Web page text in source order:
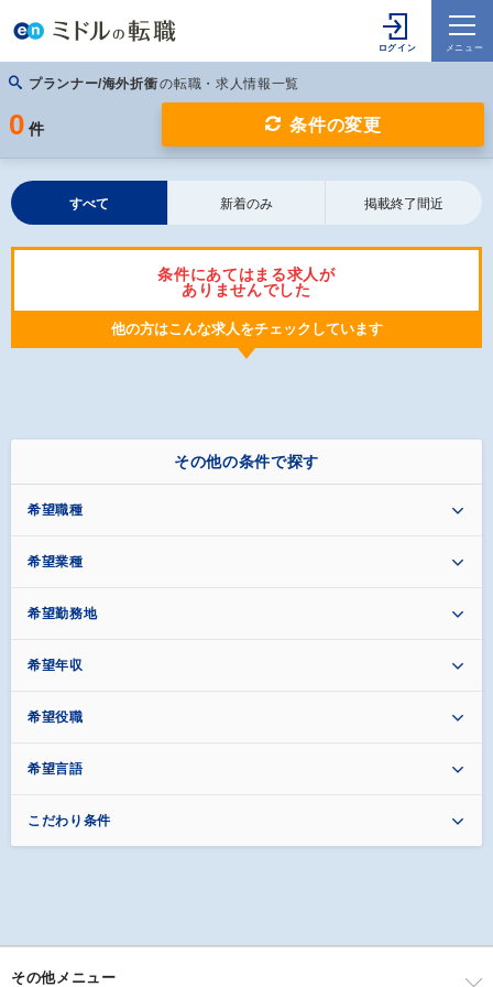
プランナー/海外折衝の転職・求人情報一覧
0 件 条件の変更
すべて 新着のみ 掲載終了間近
条件にあてはまる求人が
ありませんでした
他の方はこんな求人をチェックしています
その他の条件で探す
希望職種
希望業種
希望勤務地
希望年収
希望役職
希望言語
こだわり条件
その他メニュー